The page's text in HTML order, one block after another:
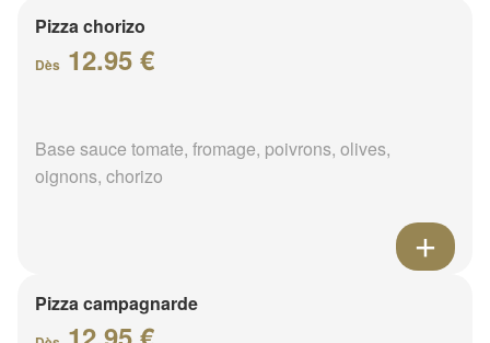
Pizza chorizo
Dès 12.95 €
Base sauce tomate, fromage, poivrons, olives,
oignons, chorizo
Pizza campagnarde